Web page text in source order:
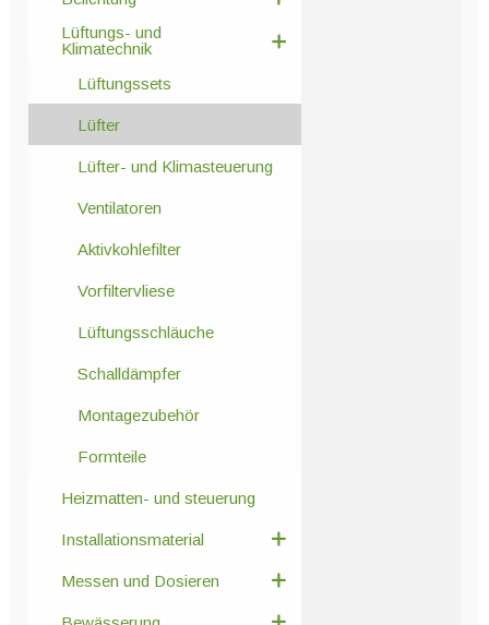
Lüftungs- und
Klimatechnik
Lüftungssets
Lüfter
Lüfter- und Klimasteuerung
Ventilatoren
Aktivkohlefilter
Vorfiltervliese
Lüftungsschläuche
Schalldämpfer
Montagezubehör
Formteile
Heizmatten- und steuerung
Installationsmaterial
Messen und Dosieren